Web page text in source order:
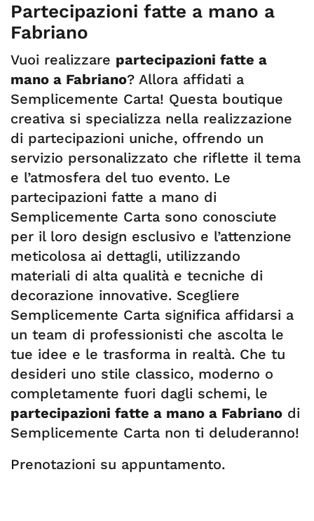
Partecipazioni fatte a mano a
Fabriano
Vuoi realizzare partecipazioni fatte a
mano a Fabriano? Allora affidati a
Semplicemente Carta! Questa boutique
creativa si specializza nella realizzazione
di partecipazioni uniche, offrendo un
servizio personalizzato che riflette il tema
e l’atmosfera del tuo evento. Le
partecipazioni fatte a mano di
Semplicemente Carta sono conosciute
per il loro design esclusivo e l’attenzione
meticolosa ai dettagli, utilizzando
materiali di alta qualità e tecniche di
decorazione innovative. Scegliere
Semplicemente Carta significa affidarsi a
un team di professionisti che ascolta le
tue idee e le trasforma in realtà. Che tu
desideri uno stile classico, moderno o
completamente fuori dagli schemi, le
partecipazioni fatte a mano a Fabriano di
Semplicemente Carta non ti deluderanno!
Prenotazioni su appuntamento.